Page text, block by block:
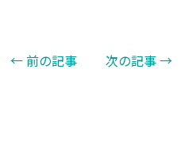
Post navigation
←前の記事 次の記事→